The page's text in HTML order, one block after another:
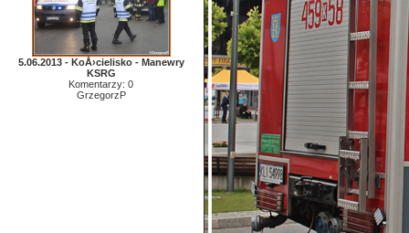
5.06.2013 - KoÅ›cielisko - Manewry
KSRG
Komentarzy: 0
GrzegorzP